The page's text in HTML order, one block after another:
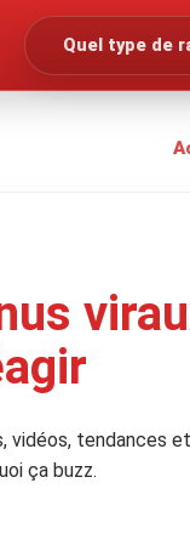
Quel type de
vidéos, tendances
ça buzz.